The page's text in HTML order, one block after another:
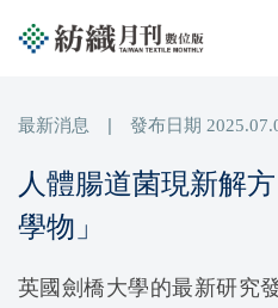
最新消息 | 發布日期
人體腸道菌現新解
學物」
英國劍橋大學的最新研究